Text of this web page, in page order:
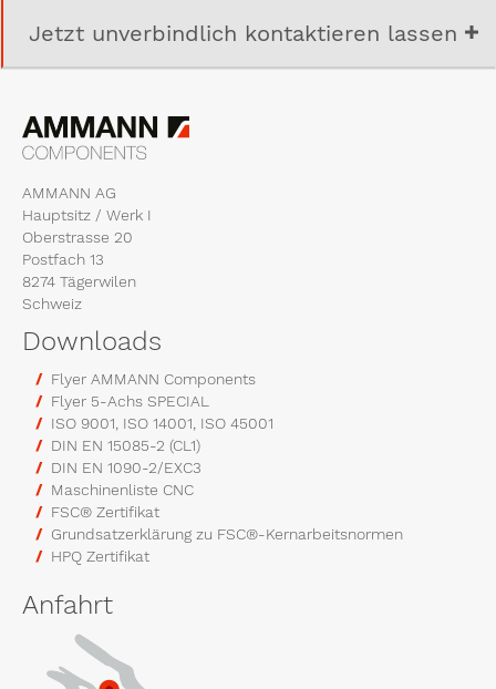
Jetzt unverbindlich kontaktieren lassen
AMMANN AG
Hauptsitz / Werk I
Oberstrasse 20
Postfach 13
8274 Tägerwilen
Schweiz
Downloads
Flyer AMMANN Components
Flyer 5-Achs SPECIAL
ISO 9001, ISO 14001, ISO 45001
DIN EN 15085-2 (CL1)
DIN EN 1090-2/EXC3
Maschinenliste CNC
FSC® Zertifikat
Grundsatzerklärung zu FSC®-Kernarbeitsnormen
HPQ Zertifikat
Anfahrt